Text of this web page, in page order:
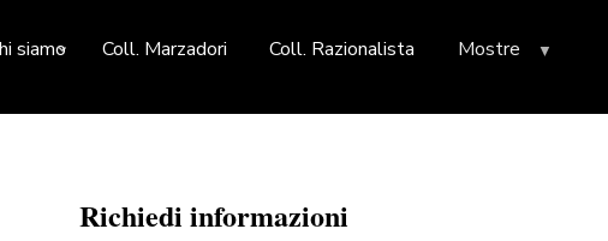
siamo Coll. Marzadori Coll. Razionalista Mostre
Richiedi informazioni